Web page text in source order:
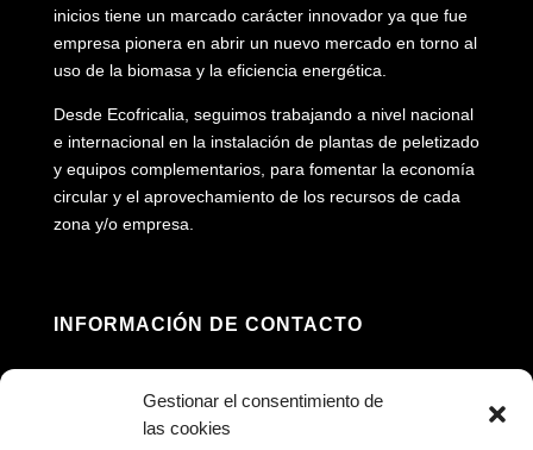
Gestionar el consentimiento de
las cookies
inicios tiene un marcado carácter innovador ya que fue
empresa pionera en abrir un nuevo mercado en torno al
uso de la biomasa y la eficiencia energética.
Desde Ecofricalia, seguimos trabajando a nivel nacional
e internacional en la instalación de plantas de peletizado
y equipos complementarios, para fomentar la economía
circular y el aprovechamiento de los recursos de cada
zona y/o empresa.
INFORMACIÓN DE CONTACTO
Pedroñeras, Cuenca